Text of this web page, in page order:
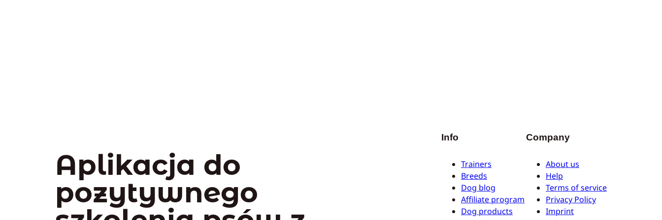
Aplikacja do
pozytywnego
Info
Trainers
Breeds
Dog blog
Affiliate program
Dog products
Company
About us
Help
Terms of service
Privacy Policy
Imprint